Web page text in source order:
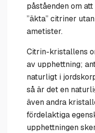
påståenden om
”äkta” citriner
ametister.
Citrin-kristallens
av upphettning;
naturligt i
så är det en
även andra
fördelaktiga
upphettningen